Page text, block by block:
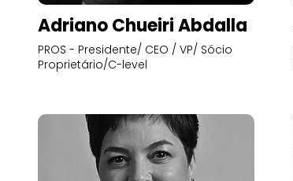
Adriano Chueiri Abdalla
PROS - Presidente/ CEO / VP/ Sócio
Proprietário/C-level